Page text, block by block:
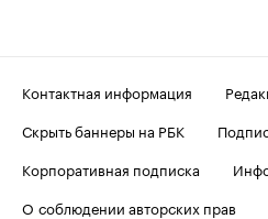
Контактная информация
Скрыть баннеры на РБК
Корпоративная подписка
О соблюдении авторских прав